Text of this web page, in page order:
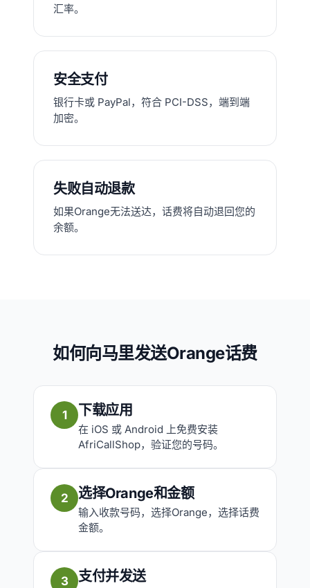
汇率。
安全支付
银行卡或 PayPal，符合 PCI-DSS，端到端
加密。
失败自动退款
如果Orange无法送达，话费将自动退回您的
余额。
如何向马里发送Orange话费
1 下载应用
在 iOS 或 Android 上免费安装
AfriCallShop，验证您的号码。
2 选择Orange和金额
输入收款号码，选择Orange，选择话费
金额。
3 支付并发送